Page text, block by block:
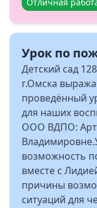
Урок по
Детский сад
г.Омска
проведённый
для наших
ООО ВДПО:
возможность
вместе с
причины
ситуаций для